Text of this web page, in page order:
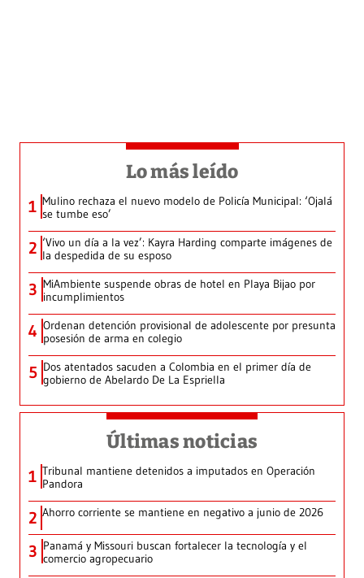
Lo más leído
1 Mulino rechaza el nuevo modelo de Policía Municipal: ‘Ojalá
se tumbe eso’
2 ‘Vivo un día a la vez’: Kayra Harding comparte imágenes de
la despedida de su esposo
3 MiAmbiente suspende obras de hotel en Playa Bijao por
incumplimientos
4 Ordenan detención provisional de adolescente por presunta
posesión de arma en colegio
5 Dos atentados sacuden a Colombia en el primer día de
gobierno de Abelardo De La Espriella
Últimas noticias
1 Tribunal mantiene detenidos a imputados en Operación
Pandora
2 Ahorro corriente se mantiene en negativo a junio de 2026
3 Panamá y Missouri buscan fortalecer la tecnología y el
comercio agropecuario